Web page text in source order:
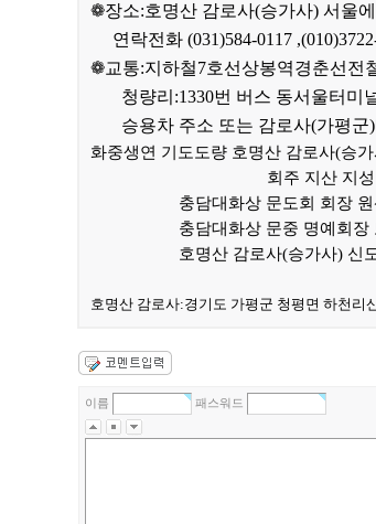
❁장소:호명산 감로사(승가사) 서울
연락전화 (031)584-0117
❁교통:지하철7호선상봉역경춘선전
청량리:1330번 버스 동서울터미
승용차 주소 또는 감로사(가평군)
화중생연 기도도량 호명산 감로사(승
회주 지산 지성
충담대화상 문도회 회장 원
충담대화상 문중 명예회장 도
호명산 감로사(승가사) 신도회
호명산 감로사:경기도 가평군 청평면 하천리
이름 패스워드